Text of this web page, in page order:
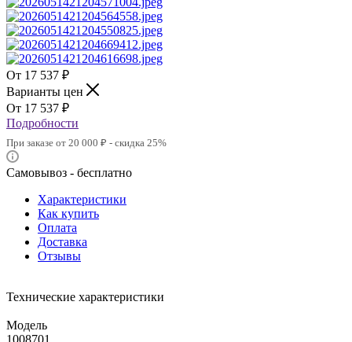
17 537 ₽
Варианты цен
17 537 ₽
Подробности
При заказе от 20 000 ₽ - скидка 25%
Самовывоз - бесплатно
Характеристики
Как купить
Оплата
Доставка
Отзывы
Технические характеристики
Модель
1008701